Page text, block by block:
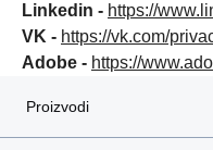
Linkedin - https://
VK - https://vk.com/
Adobe - https://
Proizvodi